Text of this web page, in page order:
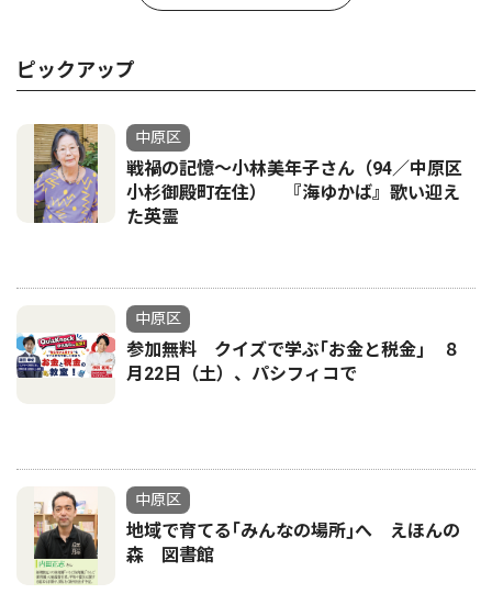
ピックアップ
中原区
戦禍の記憶〜小林美年子さん（94／中原区
小杉御殿町在住） 『海ゆかば』歌い迎え
た英霊
中原区
参加無料 クイズで学ぶ｢お金と税金｣ ８
月22日（土）、パシフィコで
中原区
地域で育てる｢みんなの場所｣へ えほんの
森 図書館